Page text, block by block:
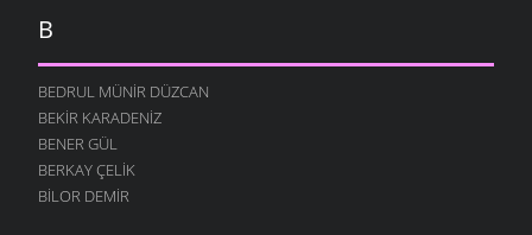
B
BEDRUL MÜNIR DÜZCAN
BEKIR KARADENIZ
BENER GÜL
BERKAY ÇELIK
BILOR DEMIR